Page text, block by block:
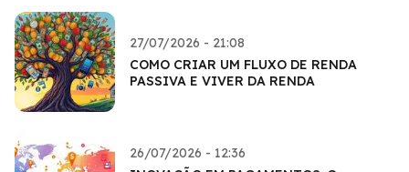
27/07/2026 - 21:08
COMO CRIAR UM FLUXO DE RENDA
PASSIVA E VIVER DA RENDA
26/07/2026 - 12:36